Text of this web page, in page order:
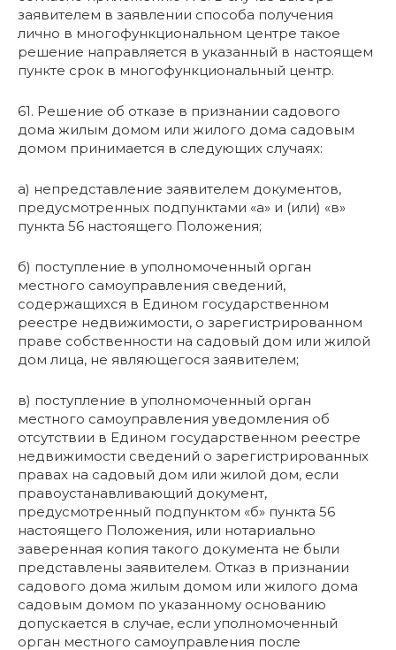
заявителем в заявлении способа получения
лично в многофункциональном центре такое
решение направляется в указанный в настоящем
пункте срок в многофункциональный центр.
61. Решение об отказе в признании садового
дома жилым домом или жилого дома садовым
домом принимается в следующих случаях:
а) непредставление заявителем документов,
предусмотренных подпунктами «а» и (или) «в»
пункта 56 настоящего Положения;
б) поступление в уполномоченный орган
местного самоуправления сведений,
содержащихся в Едином государственном
реестре недвижимости, о зарегистрированном
праве собственности на садовый дом или жилой
дом лица, не являющегося заявителем;
в) поступление в уполномоченный орган
местного самоуправления уведомления об
отсутствии в Едином государственном реестре
недвижимости сведений о зарегистрированных
правах на садовый дом или жилой дом, если
правоустанавливающий документ,
предусмотренный подпунктом «б» пункта 56
настоящего Положения, или нотариально
заверенная копия такого документа не были
представлены заявителем. Отказ в признании
садового дома жилым домом или жилого дома
садовым домом по указанному основанию
допускается в случае, если уполномоченный
орган местного самоуправления после